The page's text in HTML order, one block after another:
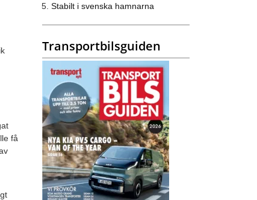
få
Stabilt i svenska hamnarna
Transportbilsguiden